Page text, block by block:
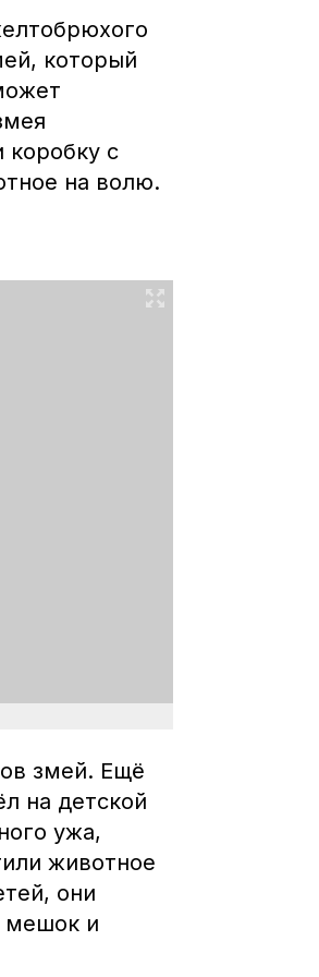
который
коробку с
на волю.
змей. Ещё
на детской
ужа,
животное
они
мешок и